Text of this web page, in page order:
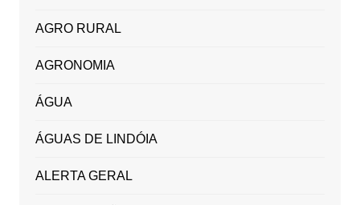
AGRO RURAL
AGRONOMIA
ÁGUA
ÁGUAS DE LINDÓIA
ALERTA GERAL